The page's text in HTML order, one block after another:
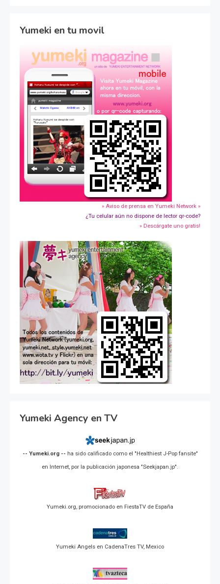
Yumeki en tu movil
» Aviso de prensa en Yumeki Network »
¿Tu celular aún no dispone de lector qr-code?
» Descárgate uno gratis!
Yumeki Agency en TV
-- Yumeki.org -- ha sido calificado como el "Healthiest J-Pop fansite"
en Internet, por la publicación japonesa "Seekjapan.jp".
Yumeki.org, promocionado en FiestaTV de España
Yumeki Angels en CadenaTres TV, Mexico